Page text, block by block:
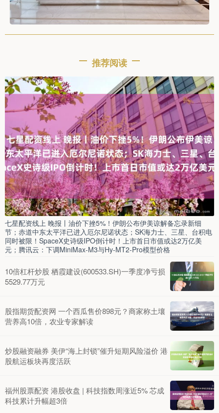
推荐阅读
七星配资线上 晚报丨油价下挫5%！伊朗公布伊美谅解备忘录新细
节；赤道中东太平洋已进入厄尔尼诺状态；SK海力士、三星、台积电
同时被限！SpaceX史诗级IPO倒计时！上市首日市值或达2万亿美
元；腾讯云：下调MiniMax-M3与Hy-MT2-Pro模型价格
10倍杠杆炒股 栖霞建设(600533.SH)一季度净亏损
5529.77万元
股指期货配资网 一个西瓜售价898元？商家称土壤
营养高10倍，农业专家解读
炒股融资融券 美伊“海上封锁”催升短期风险溢价 港
股航运板块再度活跃
福州股票配资 港股收盘 | 科技指数周涨近5% 芯成
科技累计升幅超3倍